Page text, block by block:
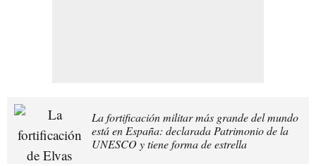
La fortificación militar más grande del mundo
está en España: declarada Patrimonio de la
UNESCO y tiene forma de estrella